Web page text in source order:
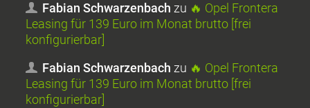
Fabian Schwarzenbach zu 🔥 Opel Frontera
Leasing für 139 Euro im Monat brutto [frei
konfigurierbar]
Fabian Schwarzenbach zu 🔥 Opel Frontera
Leasing für 139 Euro im Monat brutto [frei
konfigurierbar]